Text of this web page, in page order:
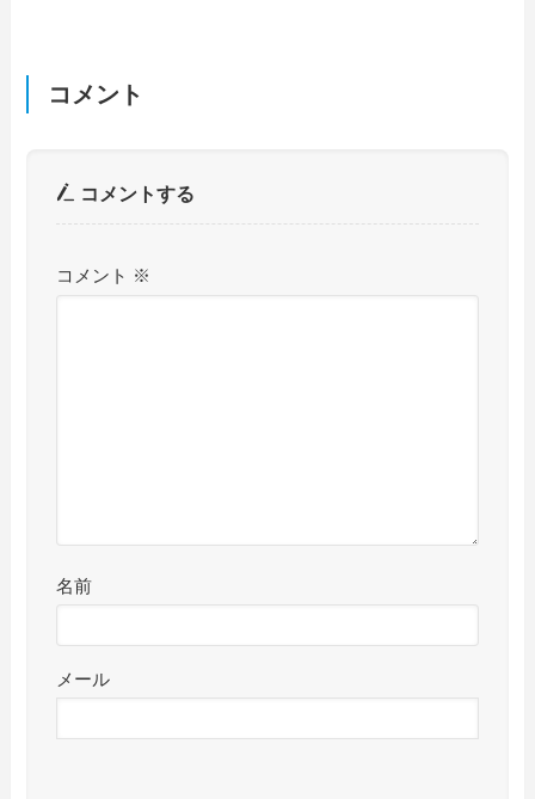
コメント
コメントする
コメント ※
名前
メール